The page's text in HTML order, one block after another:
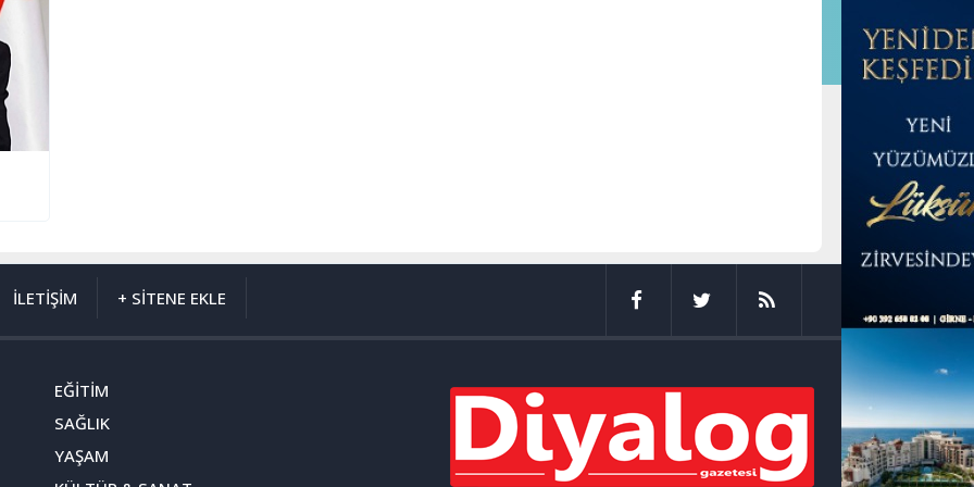
İLETİŞİM + SİTENE EKLE
EĞİTİM
SAĞLIK
YAŞAM